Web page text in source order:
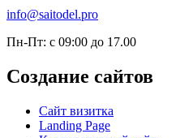
info@saitodel.pro
Пн-Пт: с 09:00 до 17.00
Создание сайтов
Сайт визитка
Landing Page